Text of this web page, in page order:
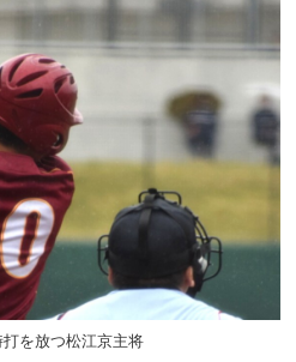
を放つ松江京主将